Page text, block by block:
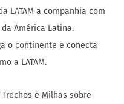
LATAM a companhia com
América Latina.
o continente e conecta
a LATAM.
e Milhas sobre